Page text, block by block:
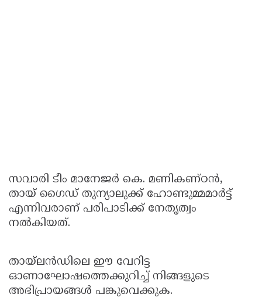
സവാരി ടീം മാനേജർ കെ. മണികണ്ഠൻ,
തായ് ഗൈഡ് തുന്യാലുക്ക് ഹോണ്ടുമ്മമാർട്ട്
എന്നിവരാണ് പരിപാടിക്ക് നേതൃത്വം
നൽകിയത്.
തായ്ലൻഡിലെ ഈ വേറിട്ട
ഓണാഘോഷത്തെക്കുറിച്ച് നിങ്ങളുടെ
അഭിപ്രായങ്ങൾ പങ്കുവെക്കുക.